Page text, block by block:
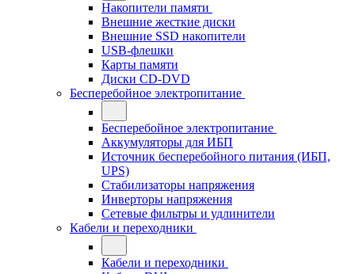
Накопители памяти
Внешние жесткие диски
Внешние SSD накопители
USB-флешки
Карты памяти
Диски CD-DVD
Бесперебойное электропитание
Бесперебойное электропитание
Аккумуляторы для ИБП
Источник бесперебойного питания (ИБП,
UPS)
Стабилизаторы напряжения
Инверторы напряжения
Сетевые фильтры и удлинители
Кабели и переходники
Кабели и переходники